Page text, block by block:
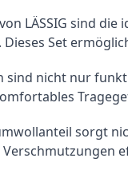
LÄSSIG sind
Set
sind nicht nur
sorgt